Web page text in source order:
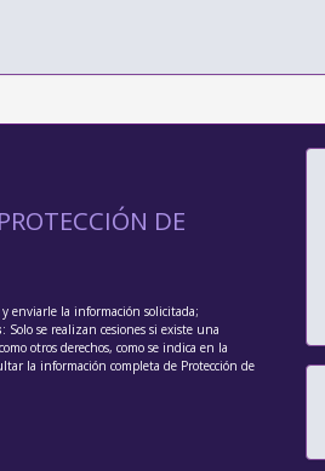
DE
enviarle la información solicitada;
: Solo se realizan cesiones si existe una
otros derechos, como se indica en la
la información completa de Protección de